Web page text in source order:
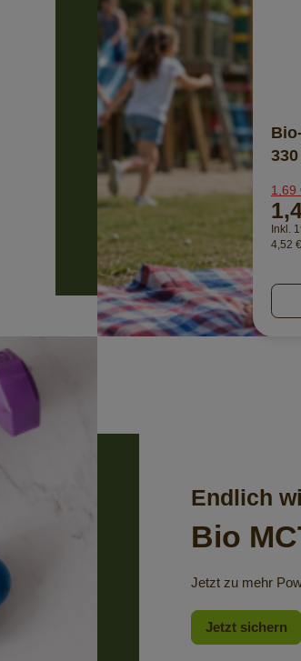
1,69
Inkl.
4,52 €
Endlich
Bio
Jetzt zu mehr
Jetzt sichern